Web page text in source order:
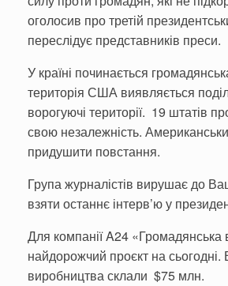
оголосив про третій
переслідує представників преси.
У країні починається
територія США виявляється
ворогуючі території. 19 штатів
свою незалежність.
придушити повстання.
Група журналістів вирушає до
взяти останнє інтерв’ю у
Для компанії A24
найдорожчий проєкт на сьогодні.
виробництва склали $75 млн.